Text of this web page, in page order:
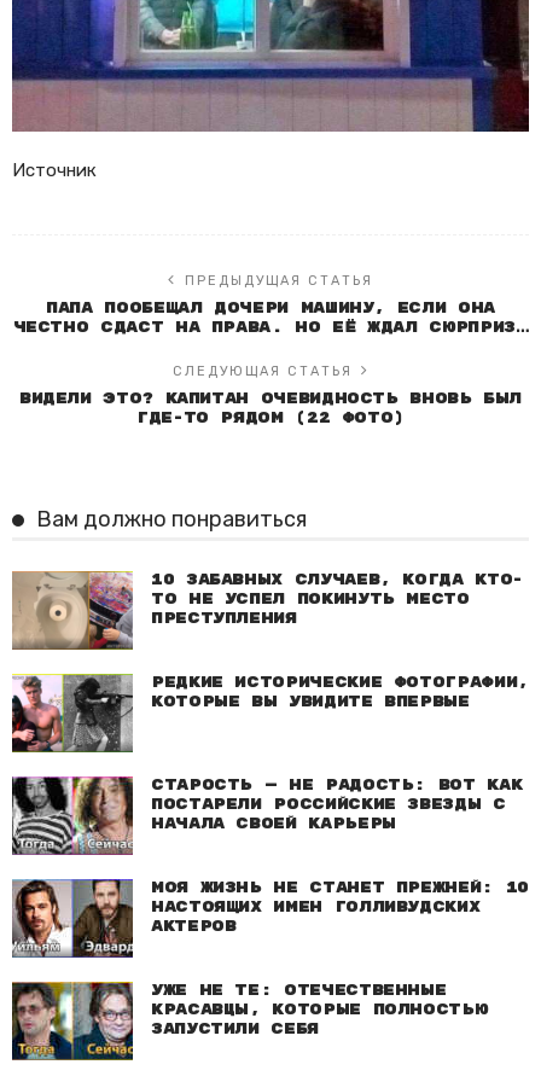
Источник
ПРЕДЫДУЩАЯ СТАТЬЯ
Папа пообещал дочери машину, если она
честно сдаст на права. Но её ждал сюрприз…
СЛЕДУЮЩАЯ СТАТЬЯ
Видели это? Капитан Очевидность вновь был
где-то рядом (22 фото)
Вам должно понравиться
10 забавных случаев, когда кто-
то не успел покинуть место
преступления
Редкие исторические фотографии,
которые вы увидите впервые
Старость — не радость: Вот как
постарели российские звезды с
начала своей карьеры
Моя жизнь не станет прежней: 10
настоящих имен голливудских
актеров
Уже не те: Отечественные
красавцы, которые полностью
запустили себя